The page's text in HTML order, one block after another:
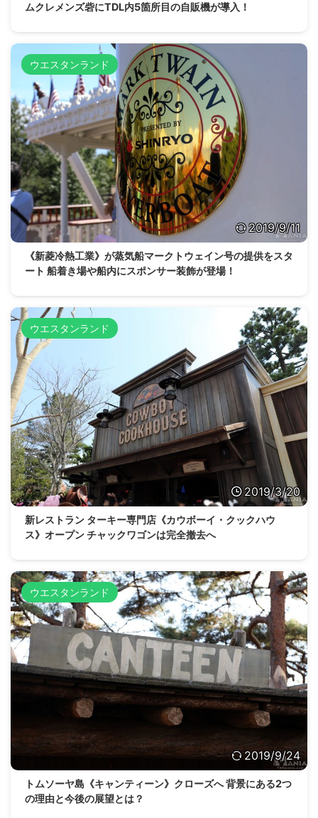
ムクレメンズ砦にTDL内5箇所目の自販機が導入！
ウエスタンランド
2019/9/11
《新菱冷熱工業》が蒸気船マークトウェイン号の提供をスタ
ート 船着き場や船内にスポンサー装飾が登場！
ウエスタンランド
2019/3/20
新レストラン ターキー専門店《カウボーイ・クックハウ
ス》オープン チャックワゴンは完全撤去へ
ウエスタンランド
2019/9/24
トムソーヤ島《キャンティーン》クローズへ 背景にある2つ
の理由と今後の展望とは？